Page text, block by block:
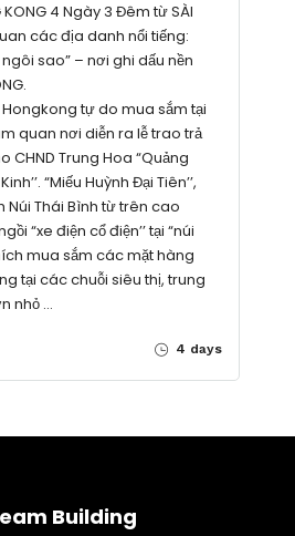
KONG 4 Ngày 3 Đêm từ SÀI
các địa danh nổi tiếng:
sao” – nơi ghi dấu nền
tự do mua sắm tại
quan nơi diễn ra lễ trao trả
CHND Trung Hoa “Quảng
“Miếu Huỳnh Đại Tiên’’,
Núi Thái Bình từ trên cao
“xe điện cổ điện’’ tại “núi
mua sắm các mặt hàng
tại các chuỗi siêu thị, trung
nhỏ …
4 days
Building